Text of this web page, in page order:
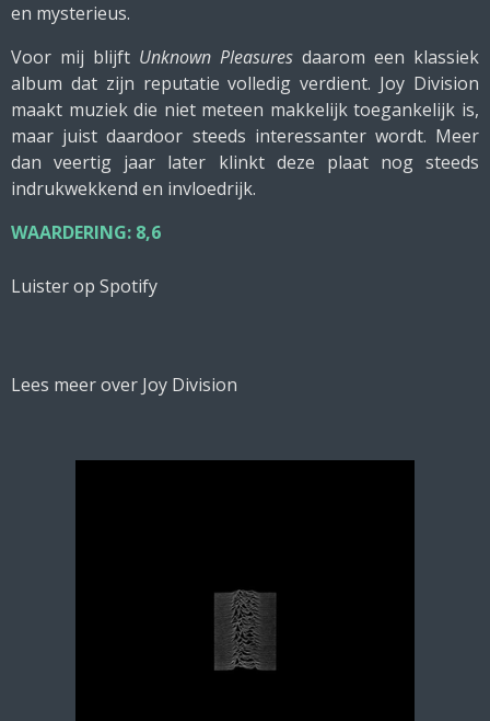
en mysterieus.
Voor mij blijft Unknown Pleasures daarom een klassiek
album dat zijn reputatie volledig verdient. Joy Division
maakt muziek die niet meteen makkelijk toegankelijk is,
maar juist daardoor steeds interessanter wordt. Meer
dan veertig jaar later klinkt deze plaat nog steeds
indrukwekkend en invloedrijk.
WAARDERING: 8,6
Luister op Spotify
Lees meer over Joy Division